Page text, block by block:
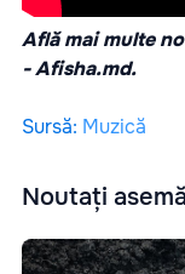
Află mai multe
-Afisha.md.
Sursă: Muzică
Noutați